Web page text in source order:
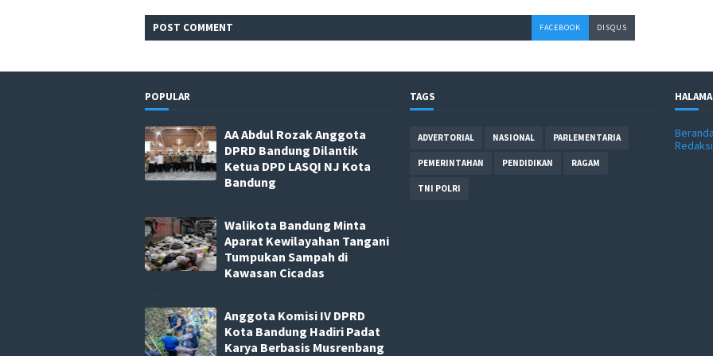
POST COMMENT FACEBOOK DISQUS
POPULAR
AA Abdul Rozak Anggota
DPRD Bandung Dilantik
Ketua DPD LASQI NJ Kota
Bandung
Walikota Bandung Minta
Aparat Kewilayahan Tangani
Tumpukan Sampah di
Kawasan Cicadas
Anggota Komisi IV DPRD
Kota Bandung Hadiri Padat
Karya Berbasis Musrenbang
TAGS
ADVERTORIAL NASIONAL PARLEMENTARIA
PEMERINTAHAN PENDIDIKAN RAGAM
TNI POLRI
Redaksi